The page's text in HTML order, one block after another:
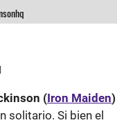
(Iron Maiden)
solitario. Si bien el